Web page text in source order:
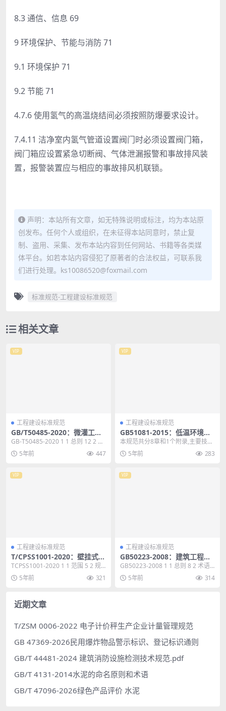
8.3 通信、信息 69
9 环境保护、节能与消防 71
9.1 环境保护 71
9.2 节能 71
4.7.6 使用氢气的高温烧结间必须按照防爆要求设计。
7.4.11 洁净室内氢气管道设置阀门时必须设置阀门箱，
阀门箱应设置紧急切断阀、气体泄漏报警和事故排风装
置，报警装置应与相应的事故排风机联锁。
声明：本站所有文章，如无特殊说明或标注，均为本站原
创发布。任何个人或组织，在未征得本站同意时，禁止复
制、盗用、采集、发布本站内容到任何网站、书籍等各类媒
体平台。如若本站内容侵犯了原著者的合法权益，可联系我
们进行处理。ks10086520@foxmail.com
标准规范-工程建设标准规范
相关文章
VIP
工程建设标准规范
GB/T50485-2020：微灌工程
技术标准
GB-T50485-2020 1 1 总则 12 2 术
语和符号 13 2.1 ...
5年前 447
VIP
工程建设标准规范
GB51081-2015：低温环境混
凝土应用技术规范
本规范共分8章和1个附录,主要技术
内容包括:总则、术语和符号、基本
规定、设计参数...
5年前 283
VIP
工程建设标准规范
T/CPSS1001-2020：壁挂式单
相无源串联稳压装置技术规范
TCPSS1001-2020 1 1 范围 5 2 规
范性引用文件 5 3 术语...
5年前 321
VIP
工程建设标准规范
GB50223-2008：建筑工程抗
震设防分类标准
GB50223-2008 1 1 总则 8 2 术语 9
3 基本规定 10 4...
5年前 314
近期文章
T/ZSM 0006-2022 电子计价秤生产企业计量管理规范
GB 47369-2026民用爆炸物品警示标识、登记标识通则
GB/T 44481-2024 建筑消防设施检测技术规范.pdf
GB/T 4131-2014水泥的命名原则和术语
GB/T 47096-2026绿色产品评价 水泥